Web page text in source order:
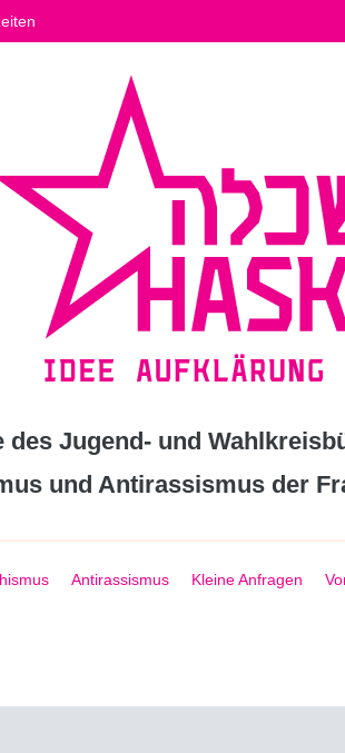
Jugend- und
und Antirassismus der
Antirassismus Kleine Anfragen